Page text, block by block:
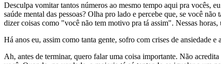
Desculpa vomitar tantos números ao mesmo tempo aqui pra vocês,
saúde mental das pessoas? Olha pro lado e percebe que, se você
dizer coisas como "você não tem motivo pra tá assim". Nessas
Há anos eu, assim como tanta gente, sofro com crises de ansiedade
Ah, antes de terminar, quero falar uma coisa importante. Não